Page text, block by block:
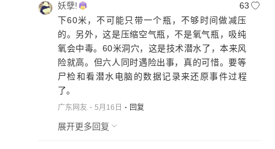
妖孽!
63
下60米，不可能只带一个瓶，不够时间做减压
的。另外，这是压缩空气瓶，不是氧气瓶，吸纯
氧会中毒。60米洞穴，这是技术潜水了，本来风
险就高。但六人同时遇险出事，真的可惜。要等
尸检和看潜水电脑的数据记录来还原事件过程
了。
广东网友 5月16日 回复
展开更多回复